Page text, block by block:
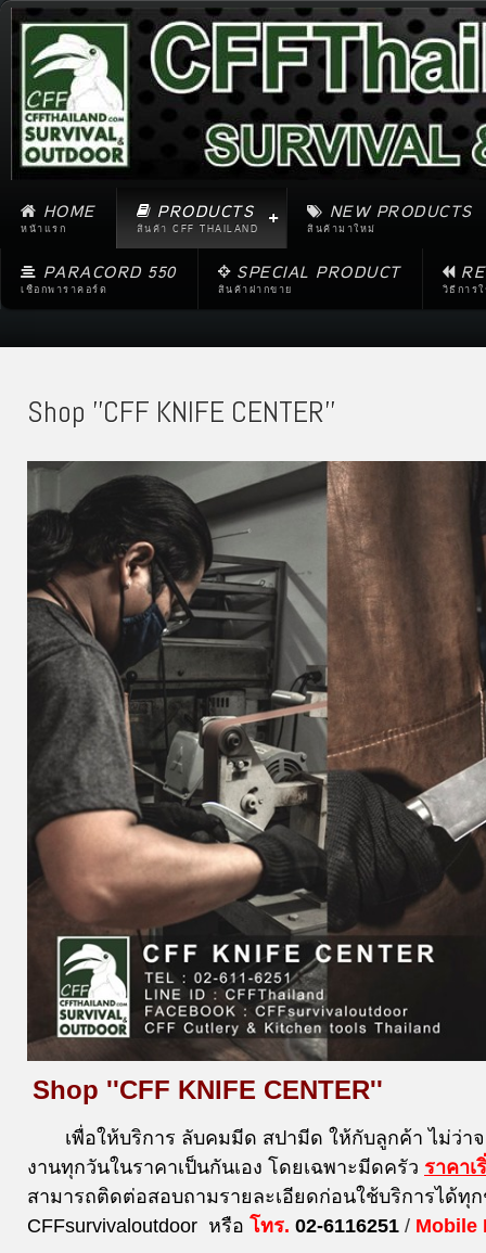
HOME
หน้าแรก
PRODUCTS
สินค้า CFF THAILAND
NEW PRODUCTS
สินค้ามาใหม่
PARACORD 550
เชือกพาราคอร์ด
SPECIAL PRODUCT
สินค้าฝากขาย วิธีการ
Shop ''CFF KNIFE CENTER''
Shop ''CFF KNIFE CENTER''
เพื่อให้บริการ ลับคมมีด สปามีด ให้กับลูกค้า ไม่ว่
งานทุกวันในราคาเป็นกันเอง โดยเฉพาะมีดครัว ราคาเ
สามารถติดต่อสอบถามรายละเอียดก่อนใช้บริการได้ทุ
CFFsurvivaloutdoor หรือ โทร. 02-6116251 / Mobile